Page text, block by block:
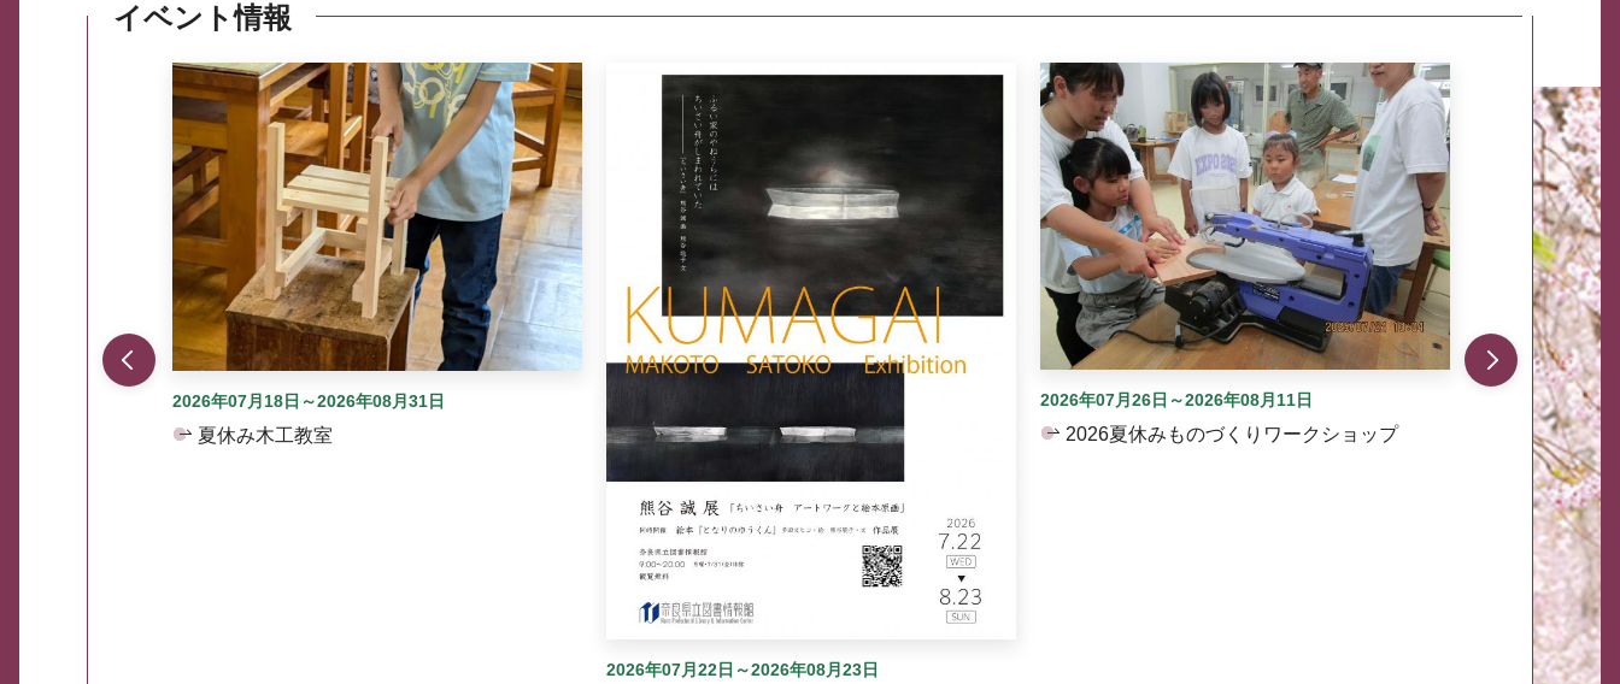
イベント情報
2026年07月18日～2026年08月31日
夏休み木工教室
2026年07月22日～2026年08月23日
2026年07月26日～2026年08月11日
2026夏休みものづくりワークショップ